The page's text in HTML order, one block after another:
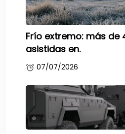
Frío extremo: más de
asistidas en.
07/07/2026